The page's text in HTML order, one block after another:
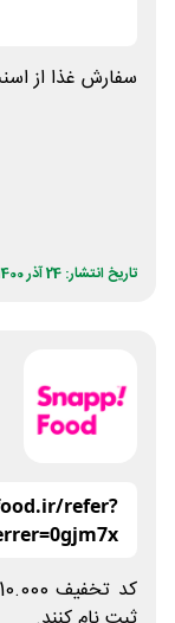
سفارش غذا از
تاریخ انتشار: 24 آذر 1400
refer?